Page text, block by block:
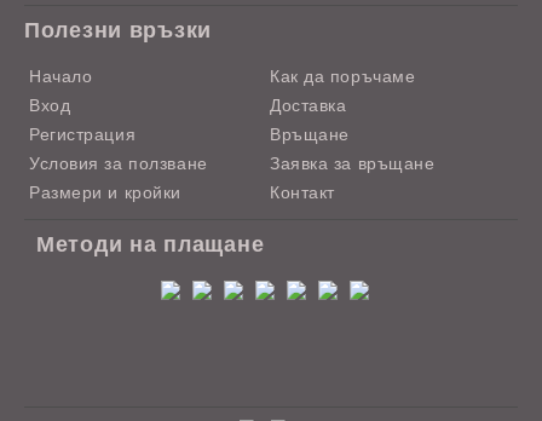
Полезни връзки
Начало
Вход
Регистрация
Условия за ползване
Размери и кройки
Как да поръчаме
Доставка
Връщане
Заявка за връщане
Контакт
Методи на плащане